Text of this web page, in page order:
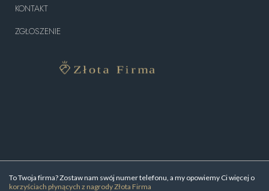
To Twoja firma? Zostaw nam swój numer telefonu, a my opowiemy Ci więcej o
korzyściach płynących z nagrody Złota Firma
KONTAKT
ZGŁOSZENIE